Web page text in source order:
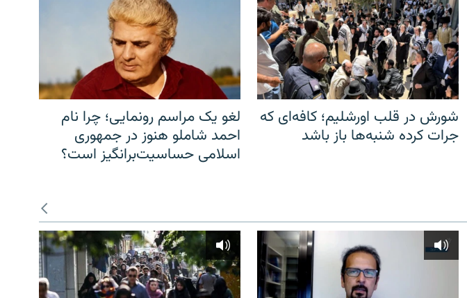
شورش در قلب اورشلیم؛ کافه‌ای که
جرات کرده شنبه‌ها باز باشد
لغو یک مراسم رونمایی؛ چرا نام
احمد شاملو هنوز در جمهوری
اسلامی حساسیت‌برانگیز است؟